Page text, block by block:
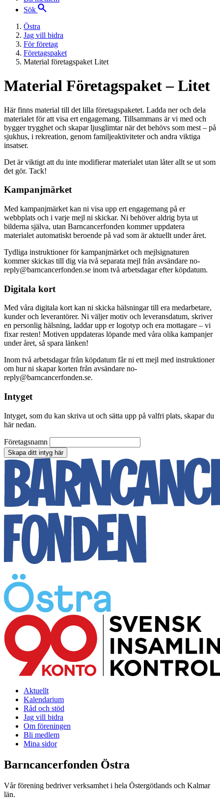
Sök
Östra
Jag vill bidra
För företag
Företagspaket
Material företagspaket Litet
Material Företagspaket – Litet
Här finns material till det lilla företagspaketet. Ladda ner och dela
materialet för att visa ert engagemang. Tillsammans är vi med och
bygger trygghet och skapar ljusglimtar när det behövs som mest – på
sjukhus, i rekreation, genom familjeaktiviteter och andra viktiga
insatser.
Det är viktigt att du inte modifierar materialet utan låter allt se ut som
det gör. Tack!
Kampanjmärket
Med kampanjmärket kan ni visa upp ert engagemang på er
webbplats och i varje mejl ni skickar. Ni behöver aldrig byta ut
bilderna själva, utan Barncancerfonden kommer uppdatera
materialet automatiskt beroende på vad som är aktuellt under året.
Tydliga instruktioner för kampanjmärket och mejlsignaturen
kommer skickas till dig via två separata mejl från avsändare no-
reply@barncancerfonden.se inom två arbetsdagar efter köpdatum.
Digitala kort
Med våra digitala kort kan ni skicka hälsningar till era medarbetare,
kunder och leverantörer. Ni väljer motiv och leveransdatum, skriver
en personlig hälsning, laddar upp er logotyp och era mottagare – vi
fixar resten! Motiven uppdateras löpande med våra olika kampanjer
under året, så spara länken!
Inom två arbetsdagar från köpdatum får ni ett mejl med instruktioner
om hur ni skapar korten från avsändare no-
reply@barncancerfonden.se.
Intyget
Intyget, som du kan skriva ut och sätta upp på valfri plats, skapar du
här nedan.
Företagsnamn
Skapa ditt intyg här
Aktuellt
Kalendarium
Råd och stöd
Jag vill bidra
Om föreningen
Bli medlem
Mina sidor
Barncancerfonden Östra
Vår förening bedriver verksamhet i hela Östergötlands och Kalmar
län.